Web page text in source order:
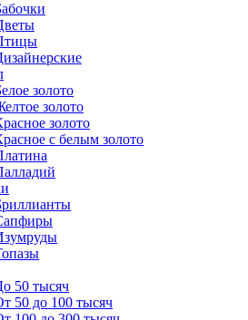
золото
золото
золото
с белым золото
50 тысяч
50 до 100 тысяч